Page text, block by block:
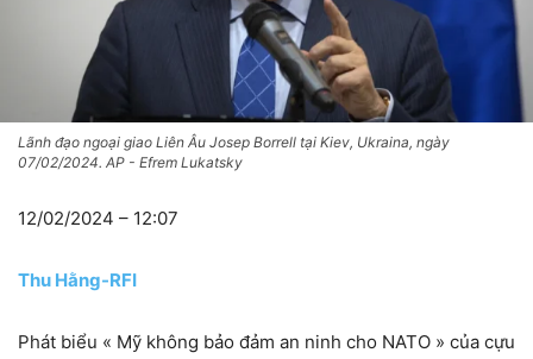
Lãnh đạo ngoại giao Liên Âu Josep Borrell tại Kiev, Ukraina, ngày
07/02/2024. AP - Efrem Lukatsky
12/02/2024 – 12:07
Thu Hằng-RFI
Phát biểu « Mỹ không bảo đảm an ninh cho NATO » của cựu